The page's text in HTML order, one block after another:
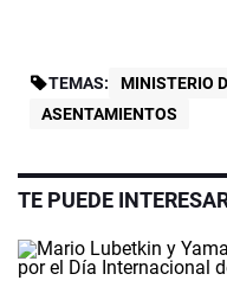
TEMAS: MINISTERIO
ASENTAMIENTOS
TE PUEDE